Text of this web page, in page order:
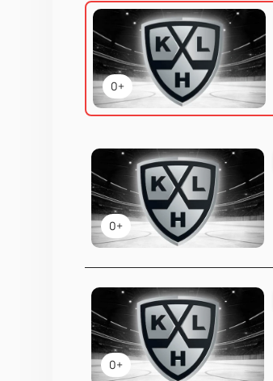
0+
0+
0+